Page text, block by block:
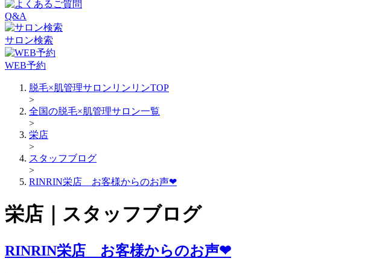
Q&A
サロン検索
WEB予約
脱毛×肌管理サロンリンリンTOP
>
全国の脱毛×肌管理サロン一覧
>
栄店
>
スタッフブログ
>
RINRIN栄店 お客様からのお声❤
栄店｜スタッフブログ
RINRIN栄店 お客様からのお声❤